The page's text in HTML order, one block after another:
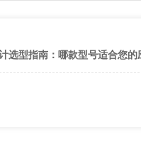
选型指南：哪款型号适合您的